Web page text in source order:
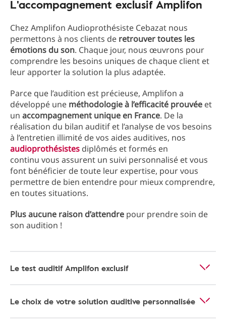
L'accompagnement exclusif Amplifon
Chez Amplifon Audioprothésiste Cebazat nous
permettons à nos clients de retrouver toutes les
émotions du son. Chaque jour, nous œuvrons pour
comprendre les besoins uniques de chaque client et
leur apporter la solution la plus adaptée.
Parce que l’audition est précieuse, Amplifon a
développé une méthodologie à l’efficacité prouvée et
un accompagnement unique en France. De la
réalisation du bilan auditif et l’analyse de vos besoins
à l’entretien illimité de vos aides auditives, nos
audioprothésistes diplômés et formés en
continu vous assurent un suivi personnalisé et vous
font bénéficier de toute leur expertise, pour vous
permettre de bien entendre pour mieux comprendre,
en toutes situations.
Plus aucune raison d’attendre pour prendre soin de
son audition !
Le test auditif Amplifon exclusif
Le choix de votre solution auditive personnalisée